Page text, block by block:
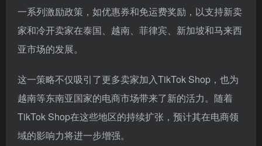
一系列激励政策，如优惠券和免运费奖励，以支持新卖
家和冷开卖家在泰国、越南、菲律宾、新加坡和马来西
亚市场的发展。
这一策略不仅吸引了更多卖家加入TikTok Shop，也为
越南等东南亚国家的电商市场带来了新的活力。随着
TikTok Shop在这些地区的持续扩张，预计其在电商领
域的影响力将进一步增强。